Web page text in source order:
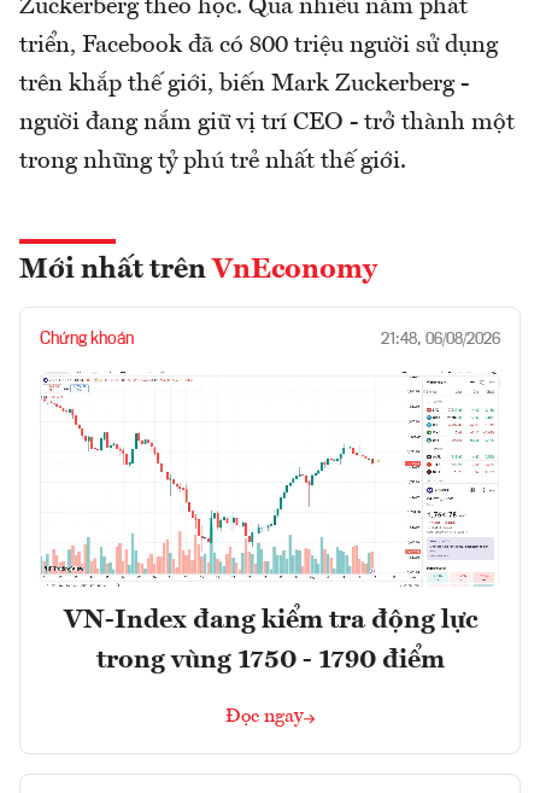
Zuckerberg theo học. Qua nhiều năm phát
triển, Facebook đã có 800 triệu người sử dụng
trên khắp thế giới, biến Mark Zuckerberg -
người đang nắm giữ vị trí CEO - trở thành một
trong những tỷ phú trẻ nhất thế giới.
Mới nhất trên VnEconomy
Chứng khoán 21:48, 06/08/2026
VN-Index đang kiểm tra động lực
trong vùng 1750 - 1790 điểm
Đọc ngay